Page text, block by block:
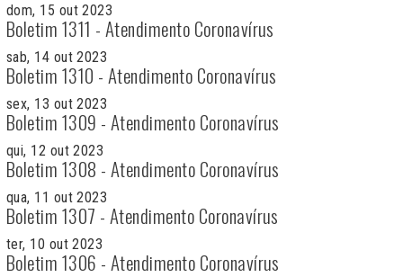
dom, 15 out 2023
Boletim 1311 - Atendimento Coronavírus
sab, 14 out 2023
Boletim 1310 - Atendimento Coronavírus
sex, 13 out 2023
Boletim 1309 - Atendimento Coronavírus
qui, 12 out 2023
Boletim 1308 - Atendimento Coronavírus
qua, 11 out 2023
Boletim 1307 - Atendimento Coronavírus
ter, 10 out 2023
Boletim 1306 - Atendimento Coronavírus